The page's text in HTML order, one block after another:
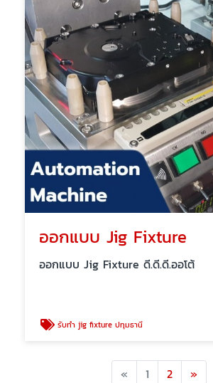
ออกแบบ Jig Fixture
ออกแบบ Jig Fixture ดี.ดี.ดี.ออโต้
รับทํา jig fixture ปทุมธานี
« Previous
1 2 »Next